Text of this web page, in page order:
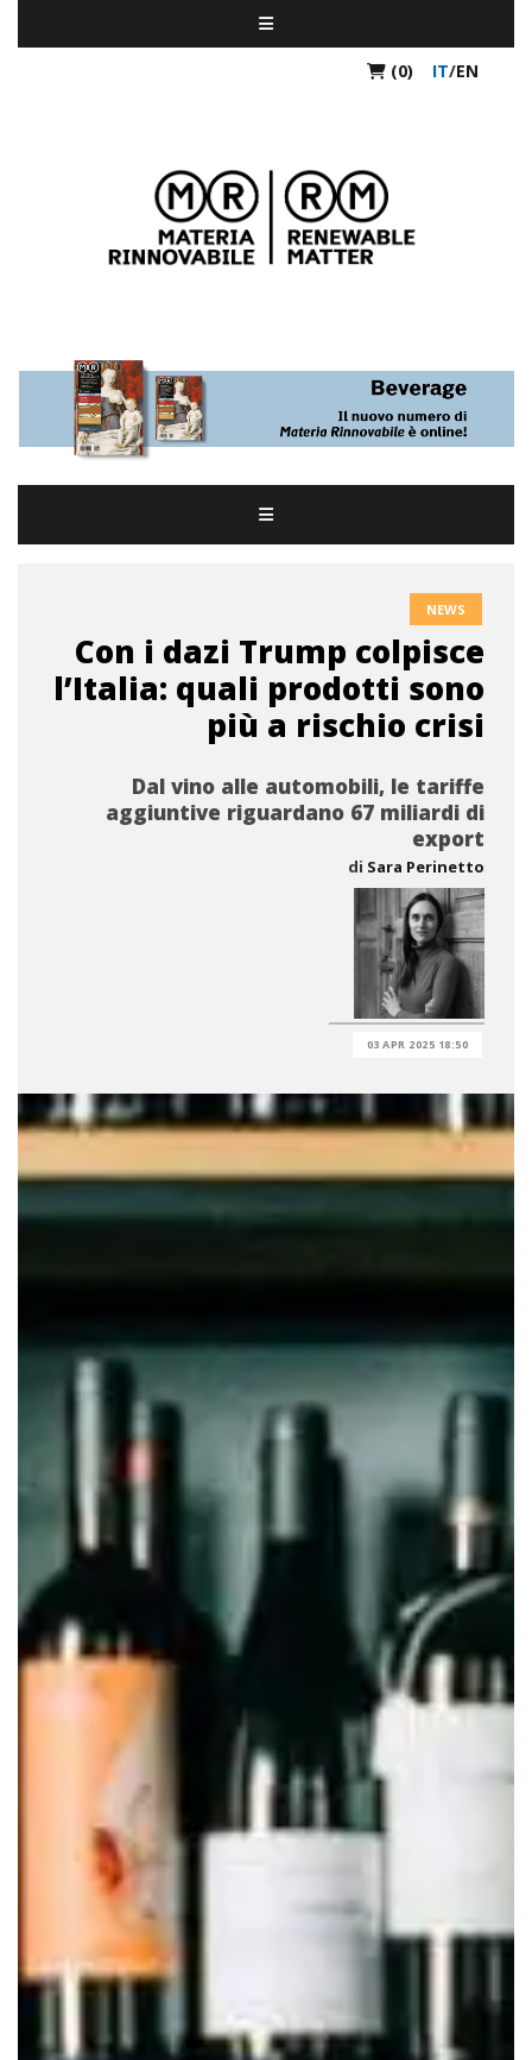
(0) IT/EN
NEWS
Con i dazi Trump colpisce
l’Italia: quali prodotti sono
più a rischio crisi
Dal vino alle automobili, le tariffe
aggiuntive riguardano 67 miliardi di
export
di Sara Perinetto
03 APR 2025 18:50